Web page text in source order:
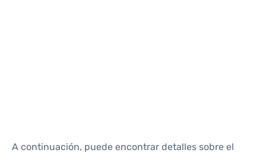
A continuación, puede encontrar detalles sobre el